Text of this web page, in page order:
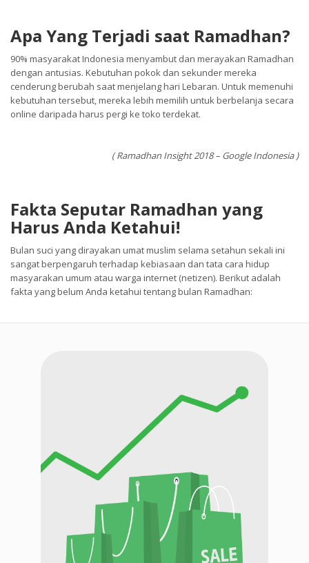
Apa Yang Terjadi saat Ramadhan?
90% masyarakat Indonesia menyambut dan merayakan Ramadhan
dengan antusias. Kebutuhan pokok dan sekunder mereka
cenderung berubah saat menjelang hari Lebaran. Untuk memenuhi
kebutuhan tersebut, mereka lebih memilih untuk berbelanja secara
online daripada harus pergi ke toko terdekat.
( Ramadhan Insight 2018 – Google Indonesia )
Fakta Seputar Ramadhan yang
Harus Anda Ketahui!
Bulan suci yang dirayakan umat muslim selama setahun sekali ini
sangat berpengaruh terhadap kebiasaan dan tata cara hidup
masyarakan umum atau warga internet (netizen). Berikut adalah
fakta yang belum Anda ketahui tentang bulan Ramadhan: